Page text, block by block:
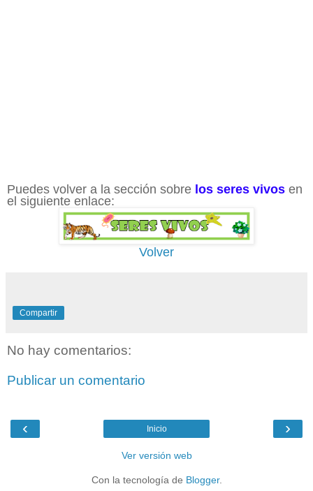
Puedes volver a la sección sobre los seres vivos en
el siguiente enlace:
Volver
Compartir
No hay comentarios:
Publicar un comentario
‹ ›
Inicio
Ver versión web
Con la tecnología de Blogger.